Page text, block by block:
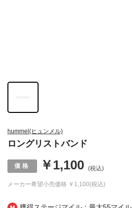
hummel(ヒュンメル)
ロングリストバンド
メーカー希望小売価格 ￥1,100(税込)
￥1,100 (税込)